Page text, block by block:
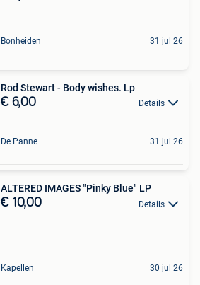
Bonheiden 31 jul 26
Rod Stewart - Body wishes. Lp
€ 6,00 Details
De Panne 31 jul 26
ALTERED IMAGES "Pinky Blue" LP
€ 10,00 Details
Kapellen 30 jul 26